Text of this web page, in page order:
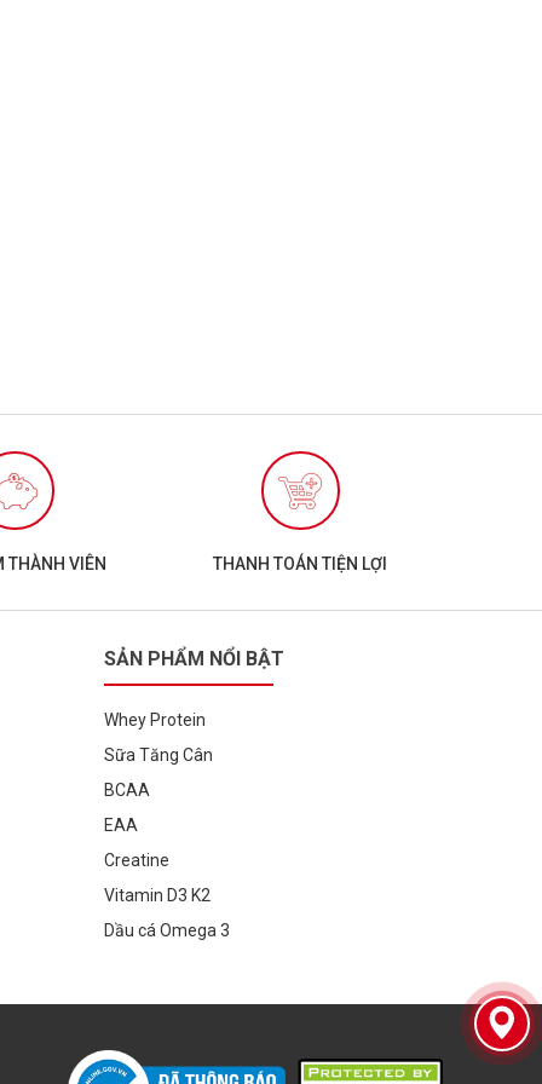
THÀNH VIÊN THANH TOÁN TIỆN LỢI
SẢN PHẨM NỔI BẬT
Whey Protein
Sữa Tăng Cân
BCAA
EAA
Creatine
Vitamin D3 K2
Dầu cá Omega 3